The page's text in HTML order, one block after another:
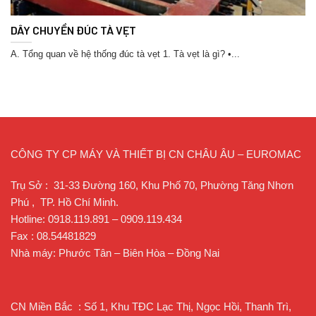
DÂY CHUYỀN ĐÚC TÀ VẸT
A. Tổng quan về hệ thống đúc tà vẹt 1. Tà vẹt là gì? •...
CÔNG TY CP MÁY VÀ THIẾT BỊ CN CHÂU ÂU – EUROMAC
Trụ Sở : 31-33 Đường 160, Khu Phố 70, Phường Tăng Nhơn
Phú , TP. Hồ Chí Minh.
Hotline: 0918.119.891 – 0909.119.434
Fax : 08.54481829
Nhà máy: Phước Tân – Biên Hòa – Đồng Nai
CN Miền Bắc : Số 1, Khu TĐC Lạc Thị, Ngọc Hồi, Thanh Trì,